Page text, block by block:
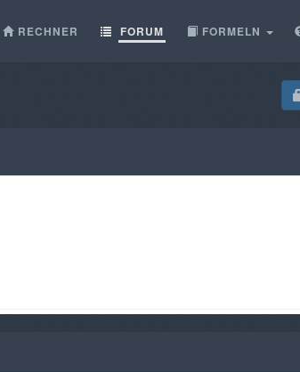
RECHNER FORUM FORMELN